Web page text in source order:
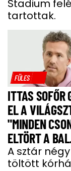
Stadium felé
tartottak.
FÜLES
ITTAS SOFŐR
EL A
"MINDEN
ELTÖRT A BAL
OLDALAMON"
A sztár
töltött